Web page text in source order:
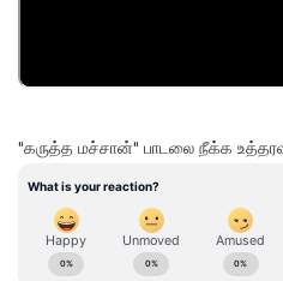
"கருத்த மச்சான்" பாடலை நீக்க